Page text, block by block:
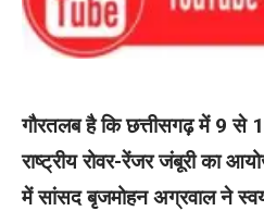
गौरतलब है कि छत्तीसगढ़ में 9
राष्ट्रीय रोवर-रेंजर जंबूरी का
में सांसद बृजमोहन अग्रवाल ने